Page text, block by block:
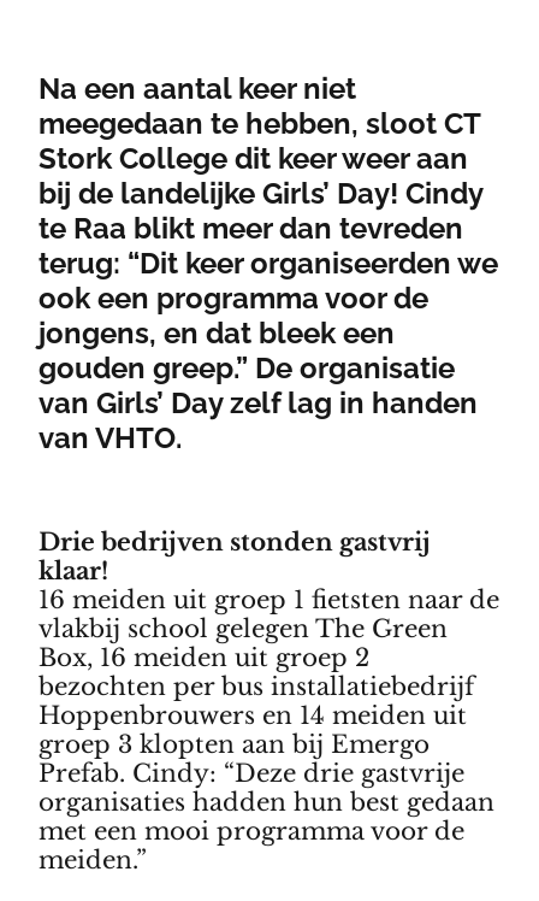
Na een aantal keer niet
meegedaan te hebben, sloot CT
Stork College dit keer weer aan
bij de landelijke Girls’ Day! Cindy
te Raa blikt meer dan tevreden
terug: “Dit keer organiseerden we
ook een programma voor de
jongens, en dat bleek een
gouden greep.” De organisatie
van Girls’ Day zelf lag in handen
van VHTO.
Drie bedrijven stonden gastvrij
klaar!
16 meiden uit groep 1 fietsten naar de
vlakbij school gelegen The Green
Box, 16 meiden uit groep 2
bezochten per bus installatiebedrijf
Hoppenbrouwers en 14 meiden uit
groep 3 klopten aan bij Emergo
Prefab. Cindy: “Deze drie gastvrije
organisaties hadden hun best gedaan
met een mooi programma voor de
meiden.”